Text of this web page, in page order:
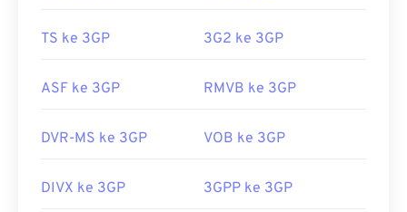
TS ke 3GP 3G2 ke 3GP
ASF ke 3GP RMVB ke 3GP
DVR-MS ke 3GP VOB ke 3GP
DIVX ke 3GP 3GPP ke 3GP